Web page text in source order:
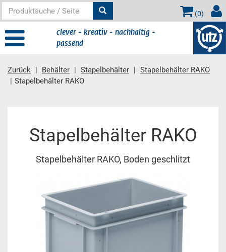
(0)
clever - kreativ - nachhaltig -
passend
Zurück Behälter Stapelbehälter
Stapelbehälter RAKO
Stapelbehälter RAKO
Stapelbehälter RAKO
Stapelbehälter RAKO, Boden geschlitzt